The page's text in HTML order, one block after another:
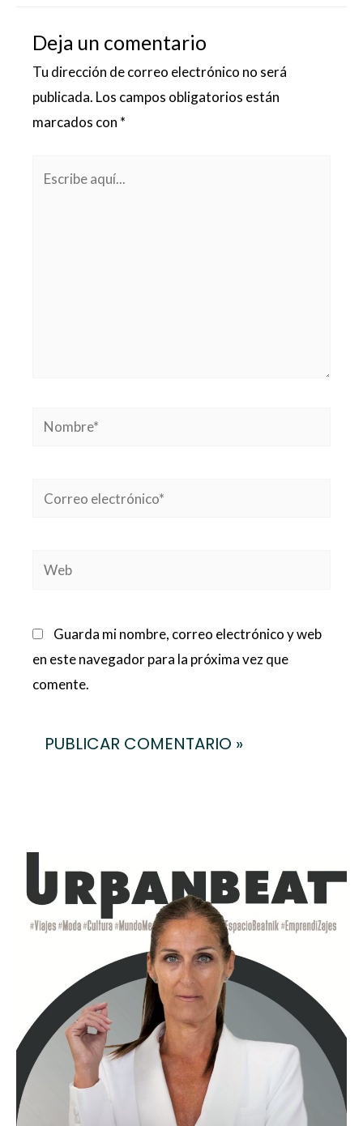
Deja un comentario
Tu dirección de correo electrónico no será
publicada. Los campos obligatorios están
marcados con *
Nombre*
Correo
Web
Guarda mi nombre, correo electrónico y web
en este navegador para la próxima vez que
comente.